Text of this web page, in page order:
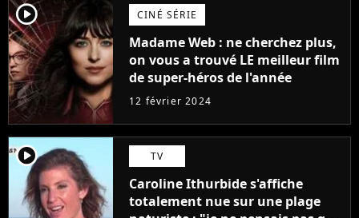
player2 CINÉ SÉRIE
Madame Web : ne cherchez plus,
on vous a trouvé LE meilleur film
de super-héros de l'année
12 février 2024
player2 TV
Caroline Ithurbide s'affiche
totalement nue sur une plage